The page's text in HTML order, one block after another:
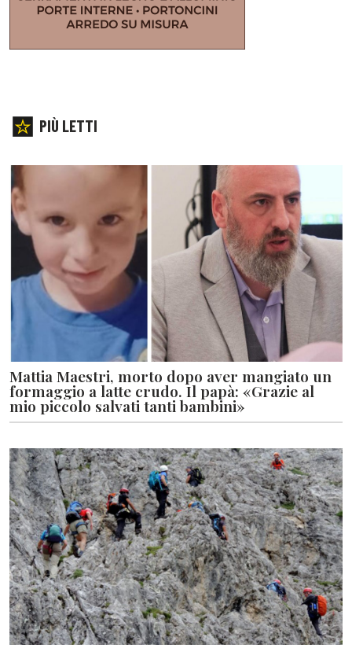
PIÙ LETTI
Mattia Maestri, morto dopo aver mangiato un
formaggio a latte crudo. Il papà: «Grazie al
mio piccolo salvati tanti bambini»